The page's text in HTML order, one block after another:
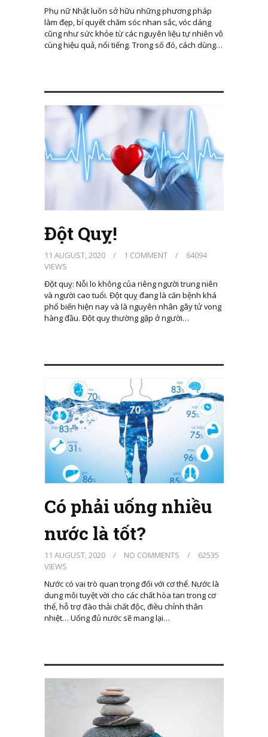
Phụ nữ Nhật luôn sở hữu những phương pháp
làm đẹp, bí quyết chăm sóc nhan sắc, vóc dáng
cũng như sức khỏe từ các nguyên liệu tự nhiên vô
cùng hiệu quả, nổi tiếng. Trong số đó, cách dùng…
Đột Quỵ!
11 AUGUST, 2020 / 1 COMMENT /
64094
VIEWS
Đột quỵ: Nỗi lo không của riêng người trung niên
và người cao tuổi. Đột quỵ đang là căn bệnh khá
phổ biến hiện nay và là nguyên nhân gây tử vong
hàng đầu. Đột quỵ thường gặp ở người…
Có phải uống nhiều
nước là tốt?
11 AUGUST, 2020 / NO COMMENTS /
62535
VIEWS
Nước có vai trò quan trọng đối với cơ thể. Nước là
dung môi tuyệt vời cho các chất hòa tan trong cơ
thể, hỗ trợ đào thải chất độc, điều chỉnh thân
nhiệt… Uống đủ nước sẽ mang lại…